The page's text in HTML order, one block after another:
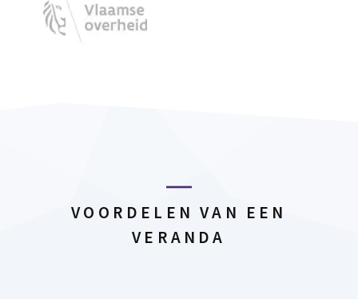
VOORDELEN VAN EEN
VERANDA